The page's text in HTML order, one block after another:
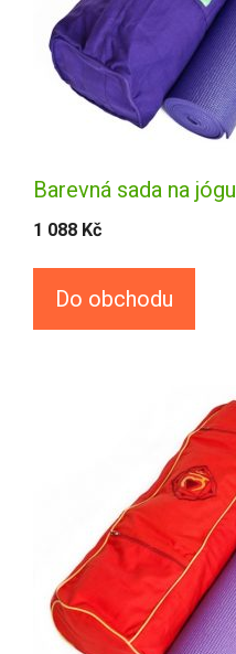
Barevná sada na jógu
1 088 Kč
Do obchodu